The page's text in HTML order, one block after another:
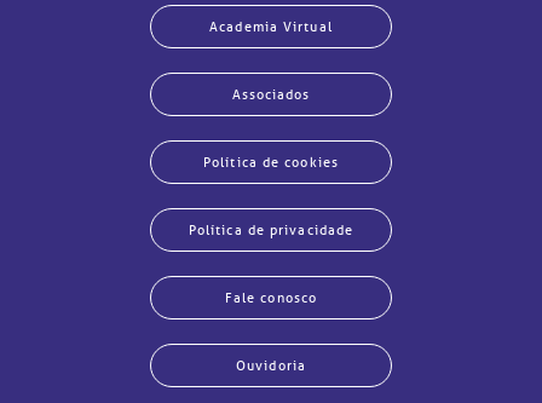
Academia Virtual
Associados
Política de cookies
Política de privacidade
Fale conosco
Ouvidoria